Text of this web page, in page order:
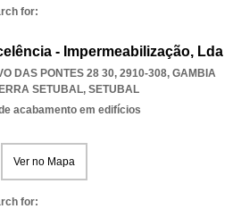
for:
- Impermeabilização, Lda
DAS PONTES 28 30, 2910-308, GAMBIA
SETUBAL, SETUBAL
acabamento em edifícios
Ver no Mapa
for: